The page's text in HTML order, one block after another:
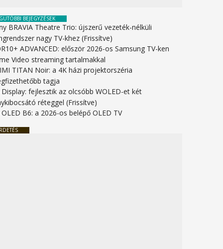
BEJEGYZÉSEK
BRAVIA Theatre Trio: újszerű vezeték-nélküli
nagy TV-khez (Frissítve)
ADVANCED: először 2026-os Samsung TV-ken
Video streaming tartalmakkal
TITAN Noir: a 4K házi projektorszéria
tagja
Display: fejlesztik az olcsóbb WOLED-et két
réteggel (Frissítve)
OLED B6: a 2026-os belépő OLED TV